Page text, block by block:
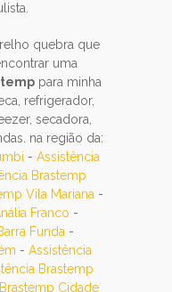
quebra que
uma
para minha
refrigerador,
secadora,
na região da:
- Assistência
Brastemp
Vila Mariana -
Franco -
Funda -
- Assistência
Brastemp
Cidade